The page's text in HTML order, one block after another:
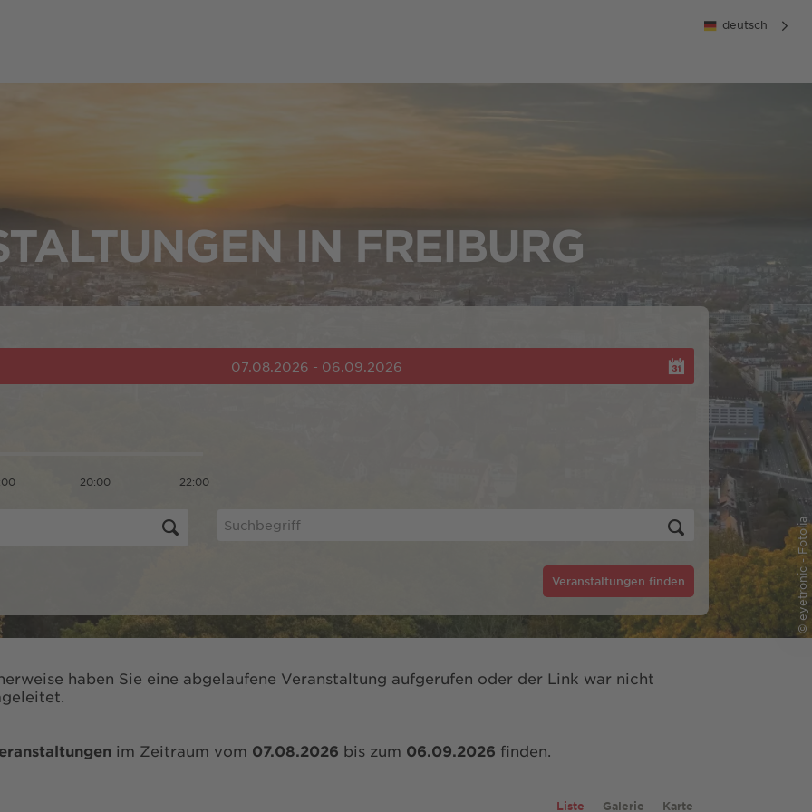
deutsch
© eyetronic - Fotolia
IN FREIBURG
07.08.2026 - 06.09.2026
20:00 22:00
Veranstaltungen finden
haben Sie eine abgelaufene Veranstaltung aufgerufen oder der Link war nicht
im Zeitraum vom 07.08.2026 bis zum 06.09.2026 finden.
Liste Galerie Karte